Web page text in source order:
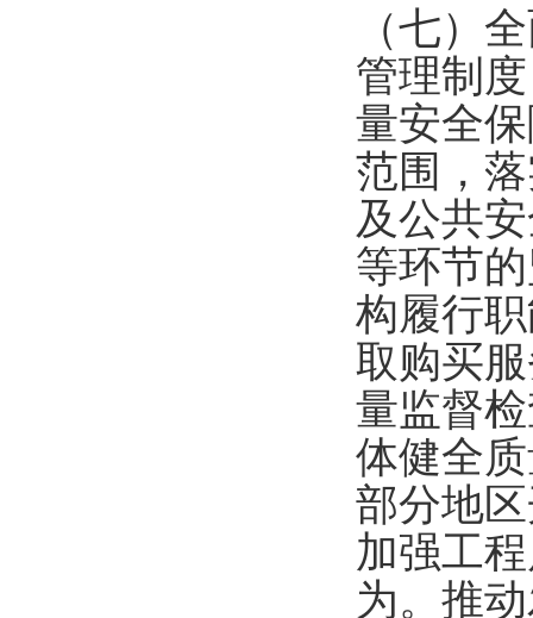
（七）
管理制
量安全
范围，
及公共
等环节
构履行
取购买
量监督
体健全
部分地
加强工
为。推